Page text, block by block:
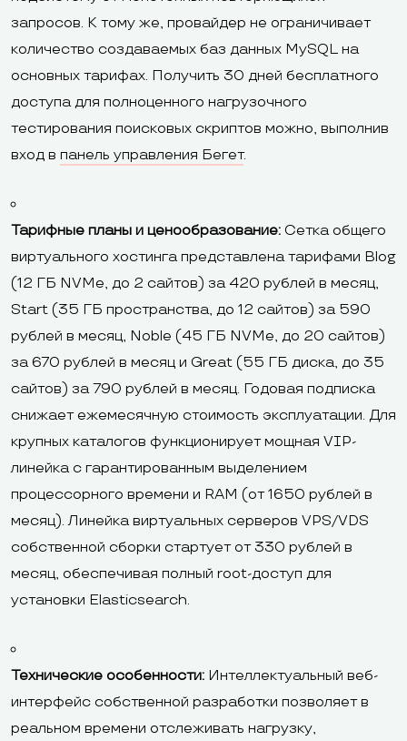
запросов. К тому же, провайдер не ограничивает
количество создаваемых баз данных MySQL на
основных тарифах. Получить 30 дней бесплатного
доступа для полноценного нагрузочного
тестирования поисковых скриптов можно, выполнив
вход в панель управления Бегет.
Тарифные планы и ценообразование: Сетка общего
виртуального хостинга представлена тарифами Blog
(12 ГБ NVMe, до 2 сайтов) за 420 рублей в месяц,
Start (35 ГБ пространства, до 12 сайтов) за 590
рублей в месяц, Noble (45 ГБ NVMe, до 20 сайтов)
за 670 рублей в месяц и Great (55 ГБ диска, до 35
сайтов) за 790 рублей в месяц. Годовая подписка
снижает ежемесячную стоимость эксплуатации. Для
крупных каталогов функционирует мощная VIP-
линейка с гарантированным выделением
процессорного времени и RAM (от 1650 рублей в
месяц). Линейка виртуальных серверов VPS/VDS
собственной сборки стартует от 330 рублей в
месяц, обеспечивая полный root-доступ для
установки Elasticsearch.
Технические особенности: Интеллектуальный веб-
интерфейс собственной разработки позволяет в
реальном времени отслеживать нагрузку,